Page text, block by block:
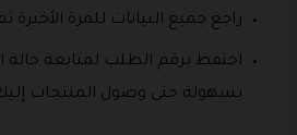
راجع جميع البيانات للمرة الأخيرة
احتفظ برقم الطلب لمتابعة
بسهولة حتى وصول المنتجات